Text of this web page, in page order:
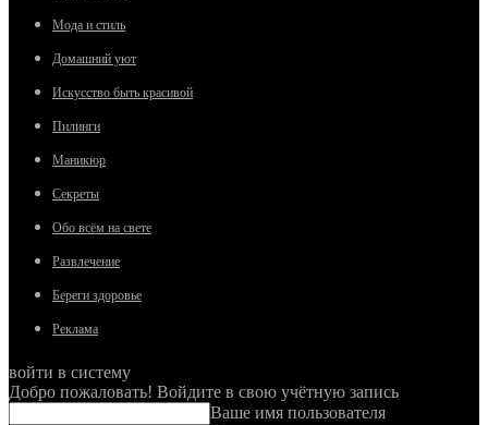
Мода и стиль
Домашний уют
Искусство быть красивой
Пилинги
Маникюр
Секреты
Обо всём на свете
Развлечение
Береги здоровье
Реклама
войти в систему
Добро пожаловать! Войдите в свою учётную запись
Ваше имя пользователя